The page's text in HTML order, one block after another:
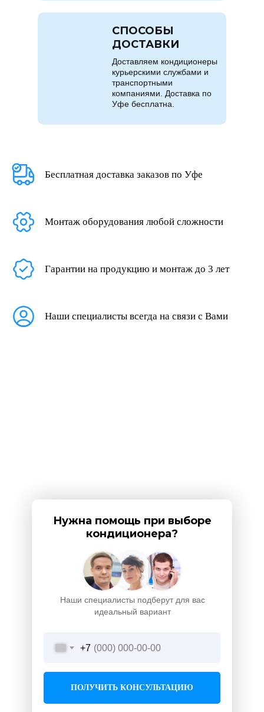
Доставляем кондиционеры
курьерскими службами и
транспортными
компаниями. Доставка по
Уфе бесплатна.
СПОСОБЫ
ДОСТАВКИ
Бесплатная доставка заказов по Уфе
Монтаж оборудования любой сложности
Гарантии на продукцию и монтаж до 3 лет
Наши специалисты всегда на связи с Вами
Наши специалисты подберут для вас
идеальный вариант
Нужна помощь при выборе
кондиционера?
+7
ПОЛУЧИТЬ КОНСУЛЬТАЦИЮ